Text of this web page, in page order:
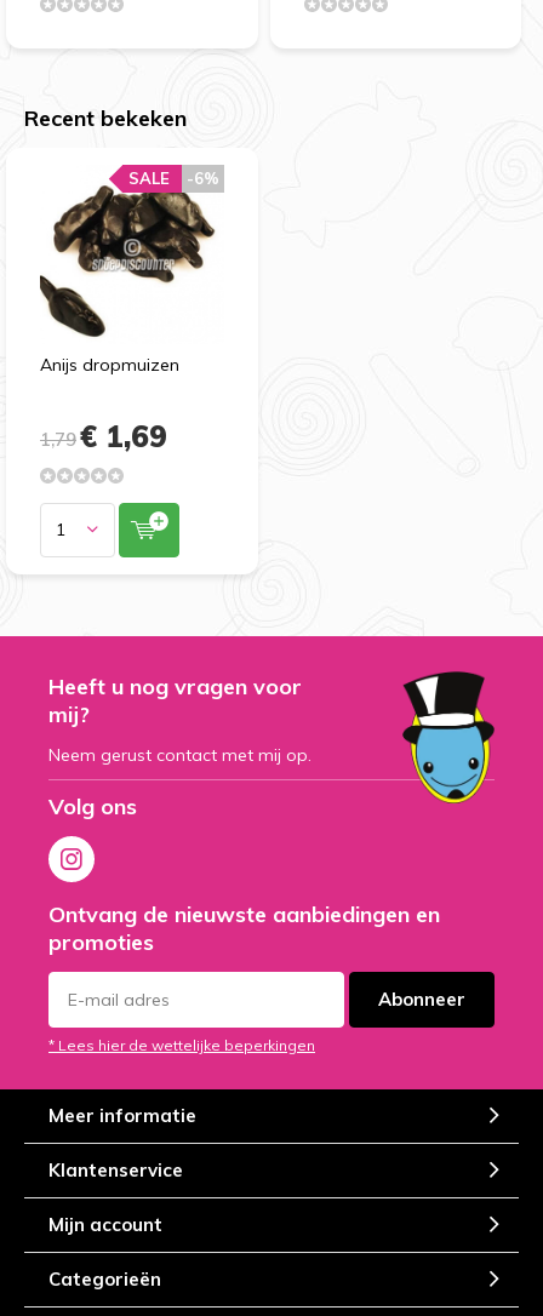
Recent bekeken
Anijs dropmuizen
-6%
SALE
1,79€ 1,69
Heeft u nog vragen voor
mij?
Neem gerust contact met mij op.
Volg ons
Ontvang de nieuwste aanbiedingen en
promoties
Abonneer
* Lees hier de wettelijke beperkingen
Meer informatie
Klantenservice
Mijn account
Categorieën